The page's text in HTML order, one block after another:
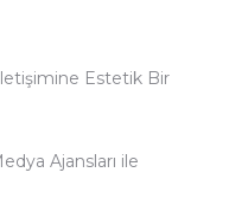
Estetik Bir
Ajansları ile